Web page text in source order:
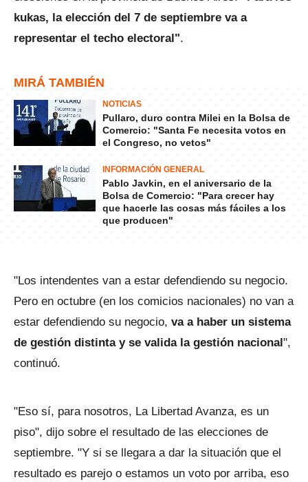
kukas, la elección del 7 de septiembre va a
representar el techo electoral".
MIRÁ TAMBIÉN
NOTICIAS
Pullaro, duro contra Milei en la Bolsa de
Comercio: "Santa Fe necesita votos en
el Congreso, no vetos"
INFORMACIÓN GENERAL
Pablo Javkin, en el aniversario de la
Bolsa de Comercio: "Para crecer hay
que hacerle las cosas más fáciles a los
que producen"
"Los intendentes van a estar defendiendo su negocio.
Pero en octubre (en los comicios nacionales) no van a
estar defendiendo su negocio, va a haber un sistema
de gestión distinta y se valida la gestión nacional ",
continuó.
"Eso sí, para nosotros, La Libertad Avanza, es un
piso", dijo sobre el resultado de las elecciones de
septiembre. "Y si se llegara a dar la situación que el
resultado es parejo o estamos un voto por arriba, eso